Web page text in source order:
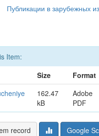
Публикации в зарубежных
Item:
Size
Format
162.47
kB
Adobe
PDF
record Google